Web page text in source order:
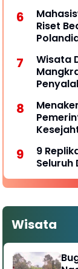
Kerja
Riset
Wisata
9
Seluruh
Wisata